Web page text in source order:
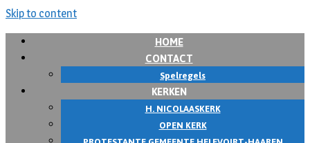
Skip to content
HOME
CONTACT
Spelregels
KERKEN
H. NICOLAASKERK
OPEN KERK